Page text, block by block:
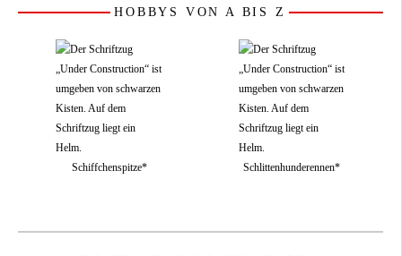
HOBBYS VON A BIS Z
Schiffchenspitze* Schlittenhunderennen*